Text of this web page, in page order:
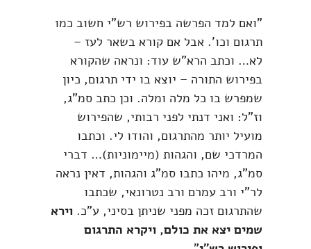
"ואם למד הפרשה בפירוש רש"י חשוב כמו
תרגום וכו'. אבל אם קורא בשאר לעז –
לא… וכתב הרא"ש עוד: ונראה שהקורא
בפירוש התורה – יוצא בו ידי תרגום, כיון
שמפרש בו כל מלה ומלה. וכן כתב סמ"ג,
וז"ל: ואני דנתי לפני רבותי, שהפירוש
מועיל יותר מהתרגום, והודו לי. וכתבו
המרדכי שם, והגהות (מיימוניות)… דברי
סמ"ג, מיהו כתבו סמ"ג והגהות, דאין נראה
לר"י ורב עמרם ורב נטרונאי, שכתבו
שהתרגום זכה מפני שניתן בסיני, ע"כ. וירא
שמים יצא את כולם, ויקרא התרגום